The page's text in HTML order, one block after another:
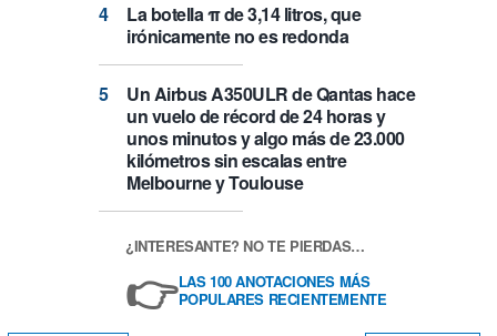
La botella π de 3,14 litros, que
irónicamente no es redonda
Un Airbus A350ULR de Qantas hace
un vuelo de récord de 24 horas y
unos minutos y algo más de 23.000
kilómetros sin escalas entre
Melbourne y Toulouse
¿INTERESANTE? NO TE PIERDAS…
👉LAS 100 ANOTACIONES MÁS
POPULARES RECIENTEMENTE